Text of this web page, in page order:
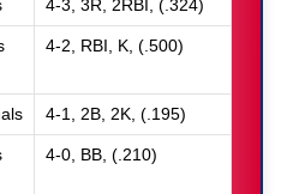
4-3, 3R, 2RBI, (.324)
4-2, RBI, K, (.500)
4-1, 2B, 2K, (.195)
4-0, BB, (.210)